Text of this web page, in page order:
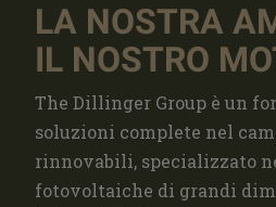
LA NOSTRA
IL NOSTRO
The Dillinger Group è un
soluzioni complete nel
rinnovabili, specializzato
fotovoltaiche di grandi